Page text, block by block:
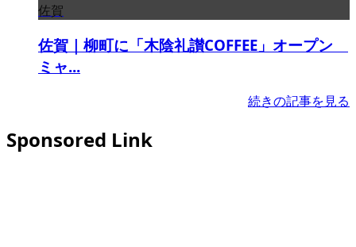
佐賀
佐賀｜柳町に「木陰礼讃COFFEE」オープン
ミャ...
続きの記事を見る
Sponsored Link